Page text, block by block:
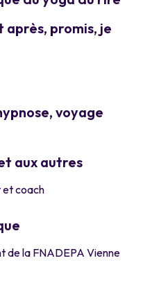
après, promis, je
voyage
aux autres
et coach
de la FNADEPA Vienne